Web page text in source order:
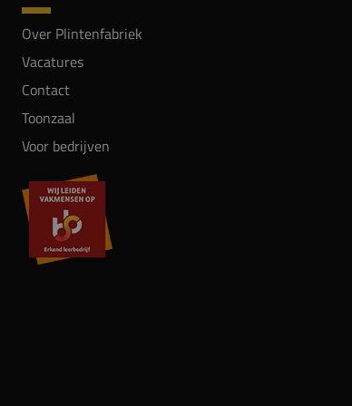
Over Plintenfabriek
Vacatures
Contact
Toonzaal
Voor bedrijven